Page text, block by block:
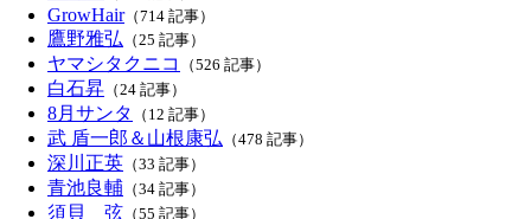
GrowHair（714 記事）
鷹野雅弘 （25 記事）
ヤマシタクニコ （526 記事）
白石昇 （24 記事）
8月サンタ （12 記事）
武 盾一郎＆山根康弘 （478 記事）
深川正英 （33 記事）
青池良輔 （34 記事）
須貝 弦 （55 記事）